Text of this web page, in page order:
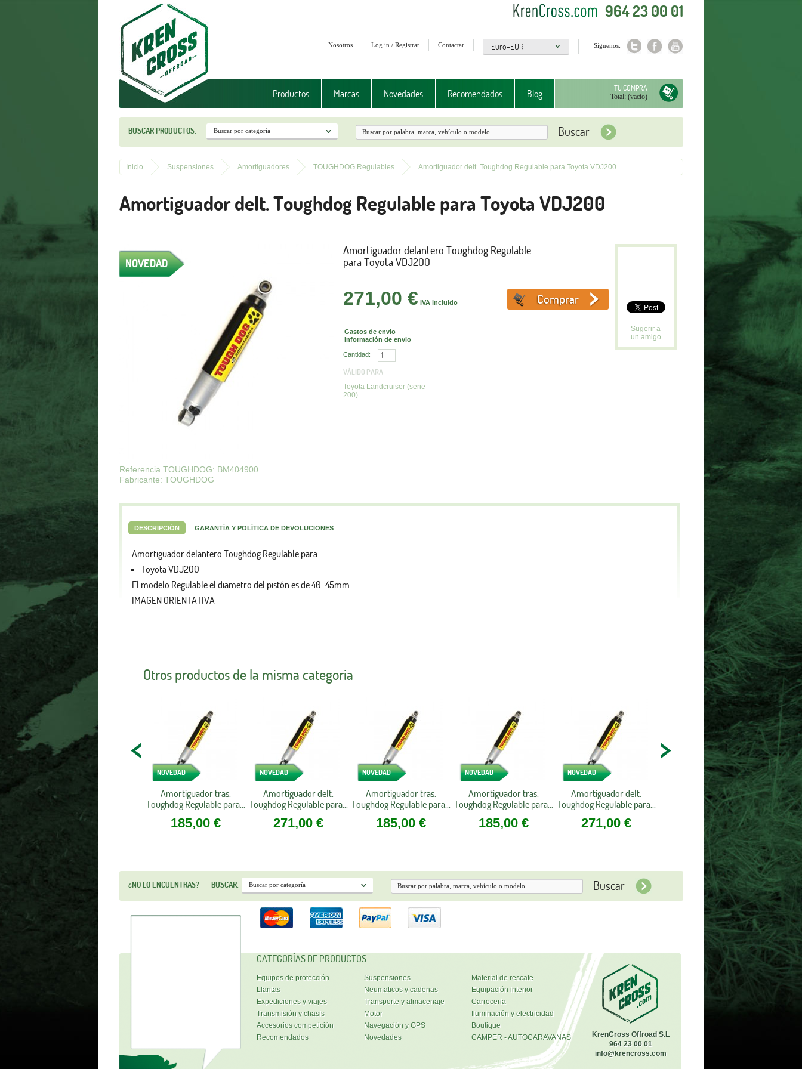
964 23 00 01
Síguenos:
Contactar
Log in / Registrar
Nosotros
TU COMPRA
Total: (vacío)
Productos Marcas Novedades Recomendados Blog
BUSCAR PRODUCTOS:
Inicio Suspensiones Amortiguadores TOUGHDOG Regulables Amortiguador delt. Toughdog Regulable para Toyota VDJ200
Amortiguador delt. Toughdog Regulable para Toyota VDJ200
NOVEDAD
Referencia TOUGHDOG: BM404900
Fabricante: TOUGHDOG
Amortiguador delantero Toughdog Regulable
para Toyota VDJ200
271,00 € IVA incluido
Gastos de envio
Información de envio
Cantidad:
Sugerir a
un amigo
VÁLIDO PARA
Toyota Landcruiser (serie
200)
DESCRIPCIÓN GARANTÍA Y POLÍTICA DE DEVOLUCIONES
Amortiguador delantero Toughdog Regulable para :
Toyota VDJ200
El modelo Regulable el diametro del pistón es de 40-45mm.
IMAGEN ORIENTATIVA
Otros productos de la misma categoria
NOVEDAD
Amortiguador tras.
Toughdog Regulable para...
185,00 €
NOVEDAD
Amortiguador delt.
Toughdog Regulable para...
271,00 €
NOVEDAD
Amortiguador tras.
Toughdog Regulable para...
185,00 €
NOVEDAD
Amortiguador tras.
Toughdog Regulable para...
185,00 €
NOVEDAD
Amortiguador delt.
Toughdog Regulable para...
271,00 €
¿NO LO ENCUENTRAS? BUSCAR:
CATEGORÍAS DE PRODUCTOS
Equipos de protección Suspensiones
Material de rescate
Llantas
Neumaticos y cadenas
Equipación interior
Expediciones y viajes
Transporte y almacenaje
Carroceria
Transmisión y chasis
Motor
Iluminación y electricidad
Accesorios competición
Navegación y GPS
Boutique
Recomendados
Novedades CAMPER - AUTOCARAVANAS
KrenCross Offroad S.L
964 23 00 01
info@krencross.com